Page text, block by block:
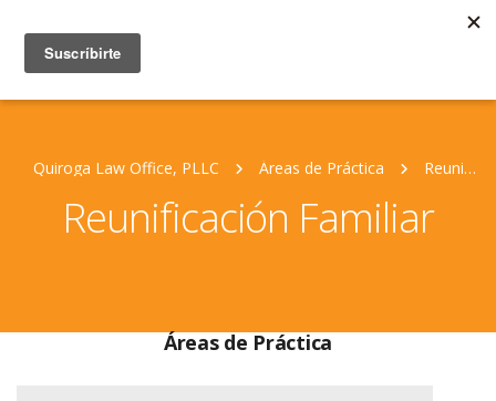
Quiroga Law Office, PLLC Áreas de Práctica Reunificación Familiar
Reunificación Familiar
Áreas de Práctica